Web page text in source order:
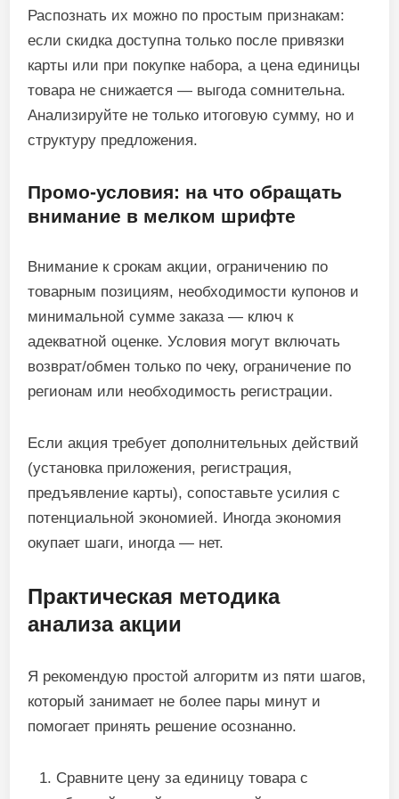
Распознать их можно по простым признакам:
если скидка доступна только после привязки
карты или при покупке набора, а цена единицы
товара не снижается — выгода сомнительна.
Анализируйте не только итоговую сумму, но и
структуру предложения.
Промо‑условия: на что обращать
внимание в мелком шрифте
Внимание к срокам акции, ограничению по
товарным позициям, необходимости купонов и
минимальной сумме заказа — ключ к
адекватной оценке. Условия могут включать
возврат/обмен только по чеку, ограничение по
регионам или необходимость регистрации.
Если акция требует дополнительных действий
(установка приложения, регистрация,
предъявление карты), сопоставьте усилия с
потенциальной экономией. Иногда экономия
окупает шаги, иногда — нет.
Практическая методика
анализа акции
Я рекомендую простой алгоритм из пяти шагов,
который занимает не более пары минут и
помогает принять решение осознанно.
Сравните цену за единицу товара с